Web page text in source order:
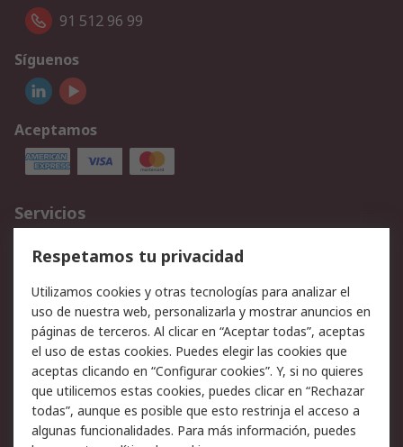
91 512 96 99
Síguenos
Aceptamos
Servicios
Cómo realizar pedidos
Devoluciones
Facturación y pago
Ofertas
Soporte técnico
Legal
Aviso legal
Política de privacidad -
Actualizada
Política sobre cookies
Seguridad de emails
Respetamos tu privacidad
Utilizamos cookies y otras tecnologías para analizar el
uso de nuestra web, personalizarla y mostrar anuncios en
páginas de terceros. Al clicar en “Aceptar todas”, aceptas
el uso de estas cookies. Puedes elegir las cookies que
aceptas clicando en “Configurar cookies”. Y, si no quieres
que utilicemos estas cookies, puedes clicar en “Rechazar
todas”, aunque es posible que esto restrinja el acceso a
algunas funcionalidades. Para más información, puedes